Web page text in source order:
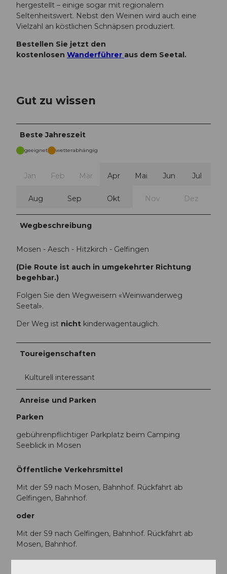
hergestellt – einige sogar mit regionalem
Seltenheitswert. Nebst den Weinen wird auch eine
Vielzahl an köstlichen Schnäpsen produziert.
Bestellen Sie jetzt den
kostenlosen Wanderführer aus dem Seetal.
Gut zu wissen
Beste Jahreszeit
geeignet wetterabhängig
Jan Feb Mär Apr Mai Jun Jul
Aug Sep Okt Nov Dez
Wegbeschreibung
Mosen - Aesch - Hitzkirch - Gelfingen
(Die Route ist auch in umgekehrter Richtung
begehbar.)
Folgen Sie den Wegweisern «Weinwanderweg
Seetal».
Der Weg ist nicht kinderwagentauglich.
Toureigenschaften
Kulturell interessant
Anreise und Parken
Parken
gebührenpflichtiger Parkplatz beim Camping
Seeblick in Mosen
Öffentliche Verkehrsmittel
Mit der S9 nach Mosen, Bahnhof. Rückfahrt ab
Gelfingen, Bahnhof.
oder
Mit der S9 nach Gelfingen, Bahnhof. Rückfahrt ab
Mosen, Bahnhof.